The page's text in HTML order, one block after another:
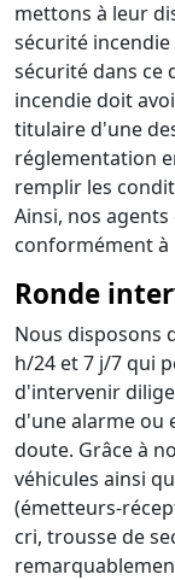
mettons à leur
sécurité
sécurité dans ce
incendie doit
titulaire d'une
réglementation
remplir les
Ainsi, nos
conformément à
Ronde
Nous disposons
h/24 et 7 j/7 qui
d'intervenir
d'une alarme ou
doute. Grâce à
véhicules ainsi
(émetteurs-
cri, trousse de